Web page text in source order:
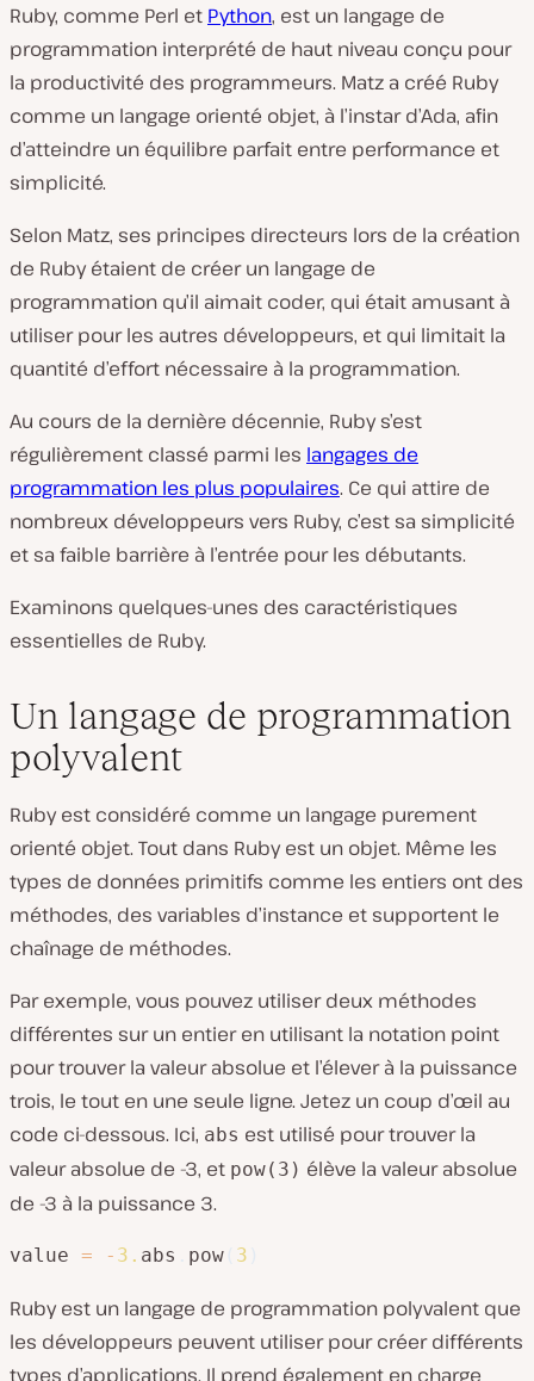
Ruby, comme Perl et Python, est un langage de
programmation interprété de haut niveau conçu pour
la productivité des programmeurs. Matz a créé Ruby
comme un langage orienté objet, à l’instar d’Ada, afin
d’atteindre un équilibre parfait entre performance et
simplicité.
Selon Matz, ses principes directeurs lors de la création
de Ruby étaient de créer un langage de
programmation qu’il aimait coder, qui était amusant à
utiliser pour les autres développeurs, et qui limitait la
quantité d’effort nécessaire à la programmation.
Au cours de la dernière décennie, Ruby s’est
régulièrement classé parmi les langages de
programmation les plus populaires. Ce qui attire de
nombreux développeurs vers Ruby, c’est sa simplicité
et sa faible barrière à l’entrée pour les débutants.
Examinons quelques-unes des caractéristiques
essentielles de Ruby.
Un langage de programmation
polyvalent
Ruby est considéré comme un langage purement
orienté objet. Tout dans Ruby est un objet. Même les
types de données primitifs comme les entiers ont des
méthodes, des variables d’instance et supportent le
chaînage de méthodes.
Par exemple, vous pouvez utiliser deux méthodes
différentes sur un entier en utilisant la notation point
pour trouver la valeur absolue et l’élever à la puissance
trois, le tout en une seule ligne. Jetez un coup d’œil au
code ci-dessous. Ici, abs est utilisé pour trouver la
valeur absolue de -3, et pow(3) élève la valeur absolue
de -3 à la puissance 3.
value = - 3. abs pow 3
Ruby est un langage de programmation polyvalent que
les développeurs peuvent utiliser pour créer différents
types d’applications. Il prend également en charge